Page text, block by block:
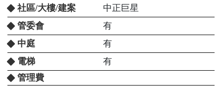
社區/大樓/建案
中正巨星
管委會
有
中庭
有
電梯
有
管理費